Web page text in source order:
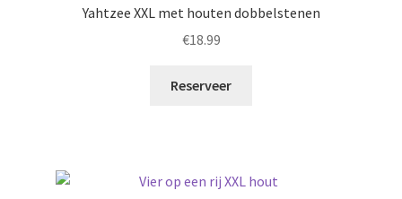
Yahtzee XXL met houten dobbelstenen
€18.99
Reserveer